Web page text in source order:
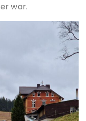
war.